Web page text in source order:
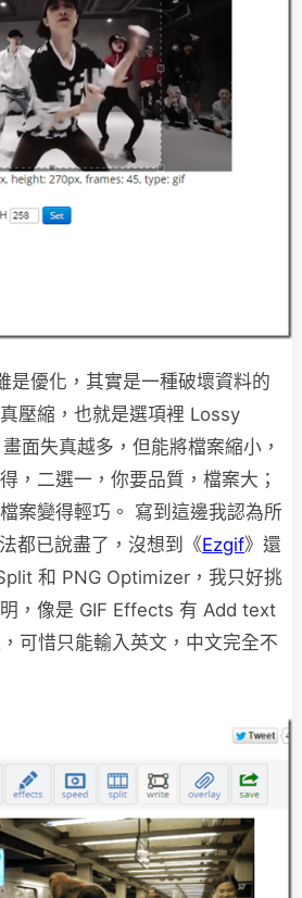
是優化，其實是一種破壞資料的
壓縮，也就是選項裡 Lossy
面失真越多，但能將檔案縮小，
，二選一，你要品質，檔案大；
案變得輕巧。 寫到這邊我認為所
都已說盡了，沒想到《Ezgif》還
和 PNG Optimizer，我只好挑
，像是 GIF Effects 有 Add text
可惜只能輸入英文，中文完全不